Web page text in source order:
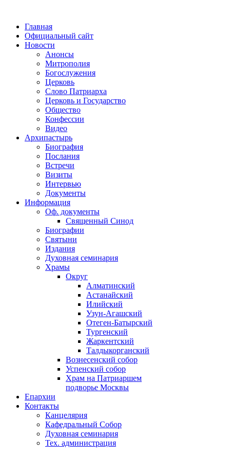
Главная
Официальный сайт
Новости
Анонсы
Митрополия
Богослужения
Церковь
Слово Патриарха
Церковь и Государство
Общество
Конфессии
Видео
Архипастырь
Биография
Послания
Встречи
Визиты
Интервью
Документы
Информация
Оф. документы
Священный Синод
Биографии
Святыни
Издания
Духовная семинария
Храмы
Округ
Алматинский
Астанайский
Илийский
Узун-Агашский
Отеген-Батырский
Тургенский
Жаркентский
Талдыкорганский
Вознесенский собор
Успенский собор
Храм на Патриаршем
подворье Москвы
Епархии
Контакты
Канцелярия
Кафедральный Собор
Духовная семинария
Тех. администрация